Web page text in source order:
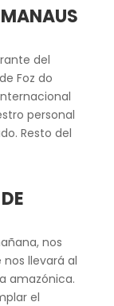
del
Foz do
personal
Resto del
nos
llevará al
amazónica.
el